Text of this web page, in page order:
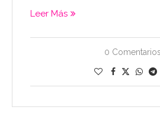
Leer Más
0 Comentarios